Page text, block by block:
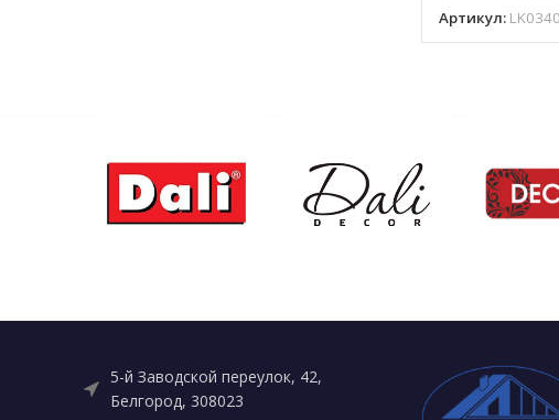
Артикул:
5-й Заводской переулок, 42,
Белгород, 308023